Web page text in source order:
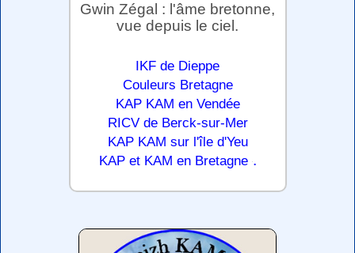
Gwin Zégal : l'âme bretonne,
vue depuis le ciel.
IKF de Dieppe
Couleurs Bretagne
KAP KAM en Vendée
RICV de Berck-sur-Mer
KAP KAM sur l'île d'Yeu
KAP et KAM en Bretagne .